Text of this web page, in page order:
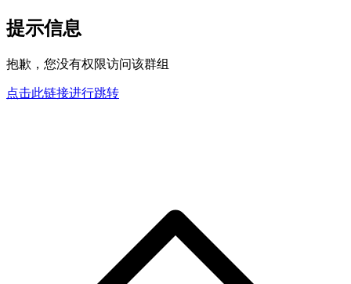
提示信息
抱歉，您没有权限访问该群组
点击此链接进行跳转